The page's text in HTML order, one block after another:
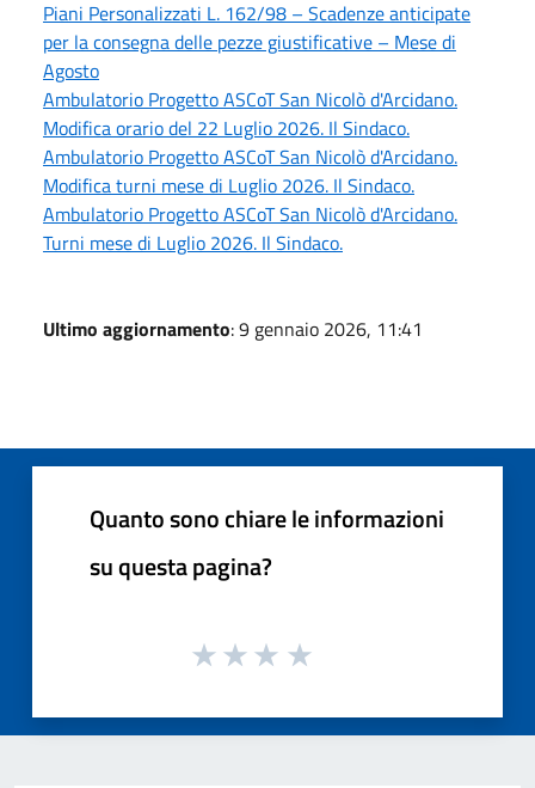
Piani Personalizzati L. 162/98 – Scadenze anticipate
per la consegna delle pezze giustificative – Mese di
Agosto
Ambulatorio Progetto ASCoT San Nicolò d'Arcidano.
Modifica orario del 22 Luglio 2026. Il Sindaco.
Ambulatorio Progetto ASCoT San Nicolò d'Arcidano.
Modifica turni mese di Luglio 2026. Il Sindaco.
Ambulatorio Progetto ASCoT San Nicolò d'Arcidano.
Turni mese di Luglio 2026. Il Sindaco.
Ultimo aggiornamento: 9 gennaio 2026, 11:41
Quanto sono chiare le informazioni
su questa pagina?